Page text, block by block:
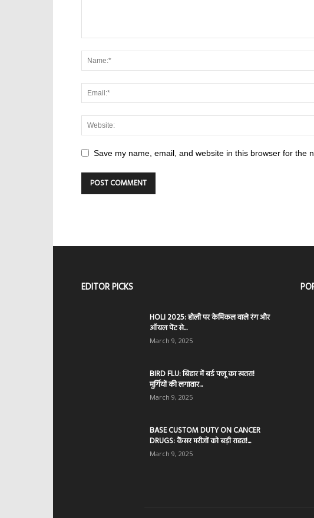
Save my name, email, and website in this browser for the
EDITOR PICKS
HOLI 2025: होली पर केमिकल वाले रंग और
ऑयल पेंट से...
March 9, 2025
BIRD FLU: बिहार में बर्ड फ्लू का खतरा!
मुर्गियों की लगातार...
March 9, 2025
BASE CUSTOM DUTY ON CANCER
DRUGS: कैंसर मरीजों को बड़ी राहत!...
March 9, 2025